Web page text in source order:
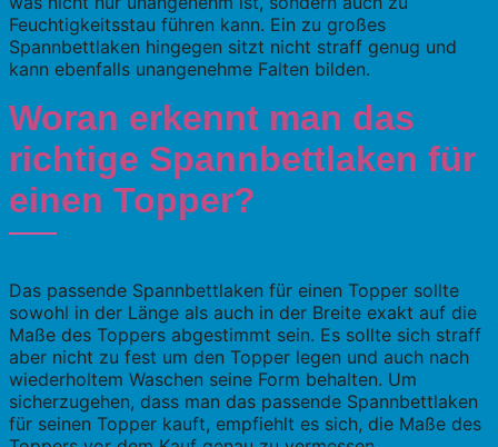
Feuchtigkeitsstau führen kann. Ein zu großes
Spannbettlaken hingegen sitzt nicht straff genug und
kann ebenfalls unangenehme Falten bilden.
Woran erkennt man das
richtige Spannbettlaken für
einen Topper?
Das passende Spannbettlaken für einen Topper sollte
sowohl in der Länge als auch in der Breite exakt auf die
Maße des Toppers abgestimmt sein. Es sollte sich straff
aber nicht zu fest um den Topper legen und auch nach
wiederholtem Waschen seine Form behalten. Um
sicherzugehen, dass man das passende Spannbettlaken
für seinen Topper kauft, empfiehlt es sich, die Maße des